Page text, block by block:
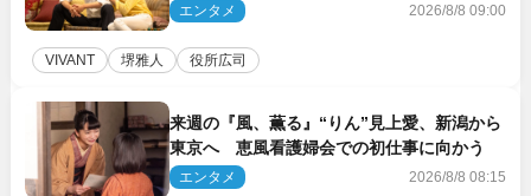
エンタメ 2026/8/8 09:00
VIVANT 堺雅人 役所広司
来週の『風、薫る』“りん”見上愛、新潟から
東京へ 恵風看護婦会での初仕事に向かう
エンタメ 2026/8/8 08:15